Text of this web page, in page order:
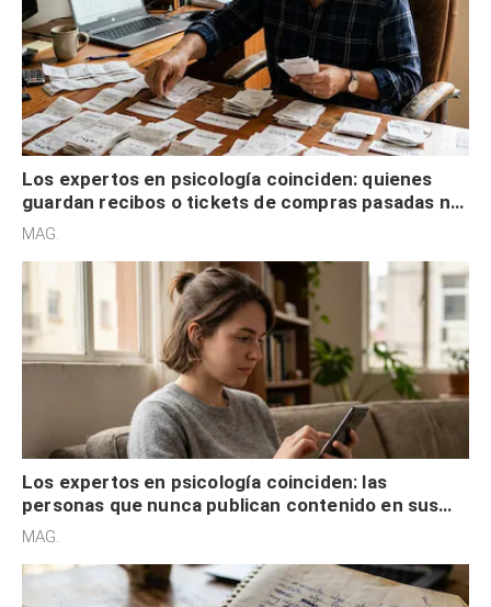
Los expertos en psicología coinciden: quienes
guardan recibos o tickets de compras pasadas no
son acumuladores, sino que tienen necesidad de
MAG.
Los expertos en psicología coinciden: las
personas que nunca publican contenido en sus
redes sociales no pretenden buscar validación
MAG.